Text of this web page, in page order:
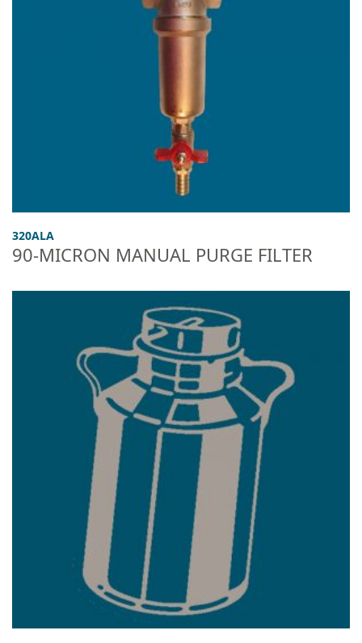
320ALA
90-MICRON MANUAL PURGE FILTER